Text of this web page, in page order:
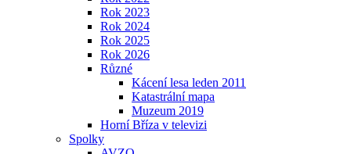
Rok 2023
Rok 2024
Rok 2025
Rok 2026
Různé
Kácení lesa leden 2011
Katastrální mapa
Muzeum 2019
Horní Bříza v televizi
Spolky